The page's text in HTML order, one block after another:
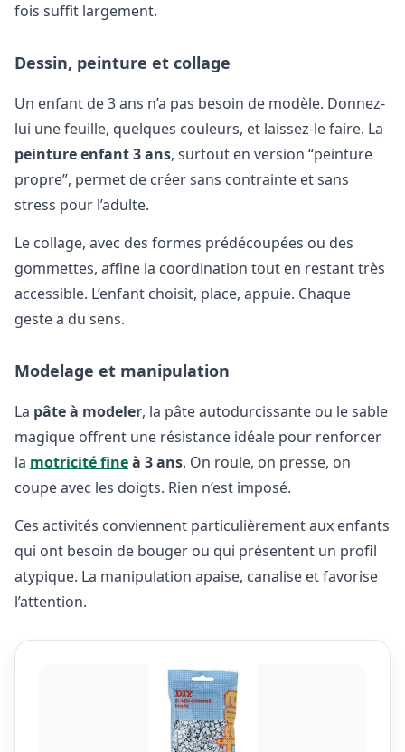
fois suffit largement.
Dessin, peinture et collage
Un enfant de 3 ans n’a pas besoin de modèle. Donnez-
lui une feuille, quelques couleurs, et laissez-le faire. La
peinture enfant 3 ans, surtout en version “peinture
propre”, permet de créer sans contrainte et sans
stress pour l’adulte.
Le collage, avec des formes prédécoupées ou des
gommettes, affine la coordination tout en restant très
accessible. L’enfant choisit, place, appuie. Chaque
geste a du sens.
Modelage et manipulation
La pâte à modeler, la pâte autodurcissante ou le sable
magique offrent une résistance idéale pour renforcer
la motricité fineà 3 ans. On roule, on presse, on
coupe avec les doigts. Rien n’est imposé.
Ces activités conviennent particulièrement aux enfants
qui ont besoin de bouger ou qui présentent un profil
atypique. La manipulation apaise, canalise et favorise
l’attention.